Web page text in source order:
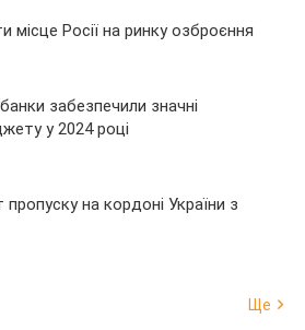
місце Росії на ринку озброєння
забезпечили значні
у 2024 році
на кордоні України з
Ще